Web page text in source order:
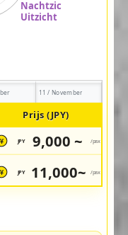
11 / November
Prijs (JPY)
¥ JPY 9,000 ~ /pax
¥ JPY 11,000~ /pax